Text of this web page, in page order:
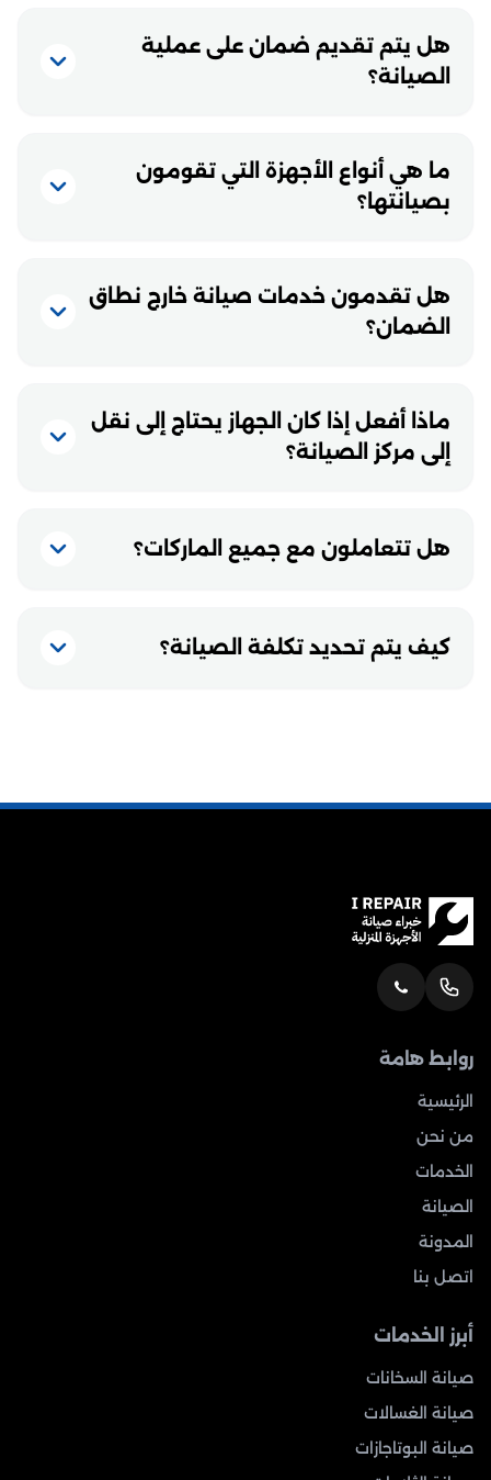
هل يتم تقديم ضمان على عملية
الصيانة؟
ما هي أنواع الأجهزة التي تقومون
بصيانتها؟
هل تقدمون خدمات صيانة خارج نطاق
الضمان؟
ماذا أفعل إذا كان الجهاز يحتاج إلى نقل
إلى مركز الصيانة؟
هل تتعاملون مع جميع الماركات؟
كيف يتم تحديد تكلفة الصيانة؟
روابط هامة
الرئيسية
من نحن
الخدمات
الصيانة
المدونة
اتصل بنا
أبرز الخدمات
صيانة السخانات
صيانة الغسالات
صيانة البوتاجازات